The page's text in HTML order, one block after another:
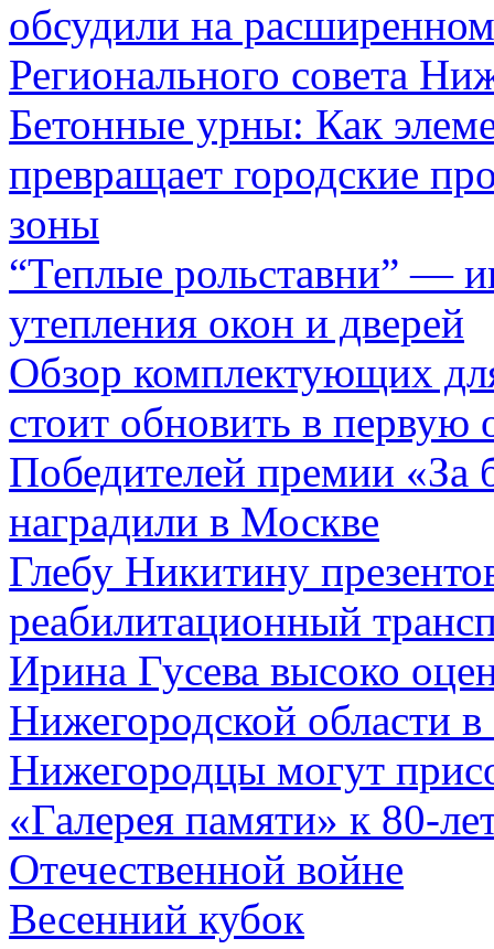
обсудили на
Регионального совета
Бетонные урны: Как
превращает городские
зоны
“Теплые рольставни” —
утепления окон и дверей
Обзор комплектующих
стоит обновить в первую
Победителей премии «За
наградили в Москве
Глебу Никитину
реабилитационный
Ирина Гусева высоко
Нижегородской области
Нижегородцы могут
«Галерея памяти» к 80-
Отечественной войне
Весенний кубок